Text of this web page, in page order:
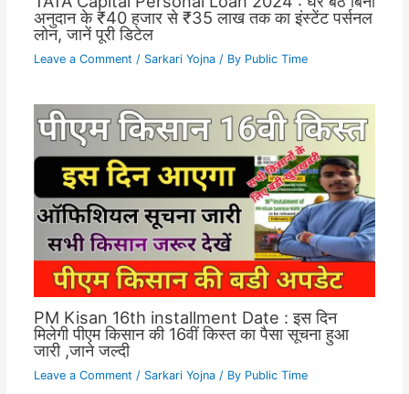
अनुदान के ₹40 हजार से ₹35 लाख तक का इंस्टेंट पर्सनल
लोन, जानें पूरी डिटेल
Leave a Comment / Sarkari Yojna/ By Public Time
PM Kisan 16th installment Date : इस दिन
मिलेगी पीएम किसान की 16वीं किस्त का पैसा सूचना हुआ
जारी ,जाने जल्दी
Leave a Comment / Sarkari Yojna/ By Public Time